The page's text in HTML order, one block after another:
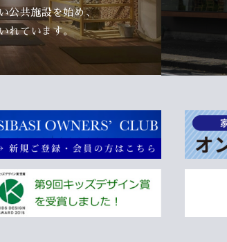
公共施設を始め、
れています。